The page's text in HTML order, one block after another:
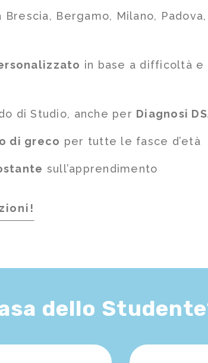
Bergamo, Milano, Padova,
in base a difficoltà e
di Studio, anche per Diagnosi
di greco per tutte le fasce d’età
sull’apprendimento
dello